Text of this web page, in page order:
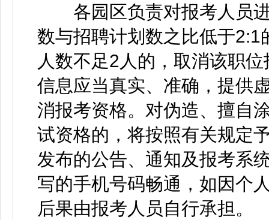
各园区负责对报考人员进
数与招聘计划数之比低于
人数不足2人的，取消该职
信息应当真实、准确，提供
消报考资格。对伪造、擅自
试资格的，将按照有关规定
发布的公告、通知及报考系
写的手机号码畅通，如因个
后果由报考人员自行承担。